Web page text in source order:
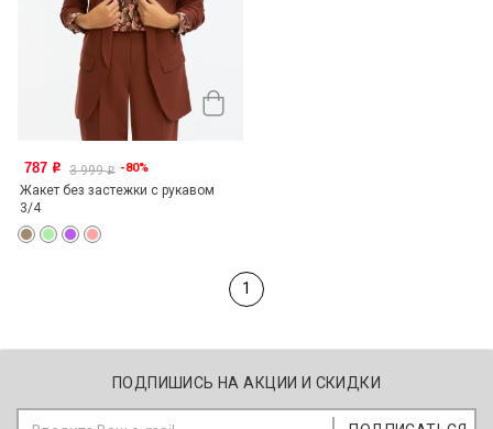
787 o 3 999o -80%
Жакет без застежки с рукавом
3/4
1
ПОДПИШИСЬ НА АКЦИИ И СКИДКИ